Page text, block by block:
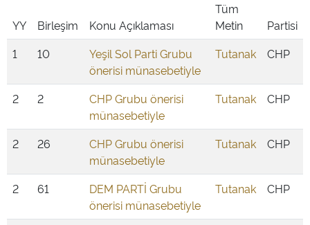
YY Birleşim Konu Açıklaması
Tüm
Metin
Partisi
1
10
Yeşil Sol Parti Grubu
önerisi münasebetiyle
Tutanak CHP
2 2
CHP Grubu önerisi
münasebetiyle
Tutanak CHP
2 26
CHP Grubu önerisi
münasebetiyle
Tutanak CHP
2 61
DEM PARTİ Grubu
önerisi münasebetiyle
Tutanak CHP